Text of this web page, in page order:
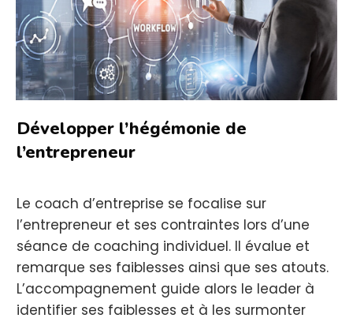
Développer l’hégémonie de
l’entrepreneur
Le coach d’entreprise se focalise sur
l’entrepreneur et ses contraintes lors d’une
séance de coaching individuel. Il évalue et
remarque ses faiblesses ainsi que ses atouts.
L’accompagnement guide alors le leader à
identifier ses faiblesses et à les surmonter